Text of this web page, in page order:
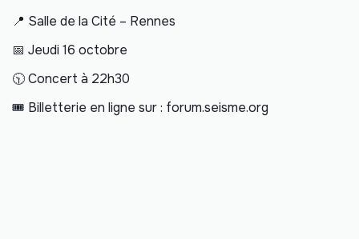
📍 Salle de la Cité – Rennes
📅 Jeudi 16 octobre
🕥 Concert à 22h30
🎟 Billetterie en ligne sur : forum.seisme.org